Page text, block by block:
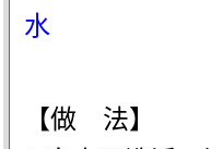
水
【做 法】